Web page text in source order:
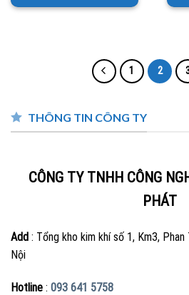
1 2
THÔNG TIN CÔNG TY
CÔNG TY TNHH CÔNG
PHÁT
Add : Tổng kho kim khí số 1, Km3,
Nội
Hotline : 093 641 5758